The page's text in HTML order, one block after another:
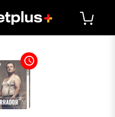
access_time